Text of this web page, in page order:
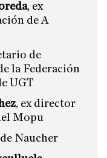
, ex
de A
de
la Federación
UGT
, ex director
Mopu
Naucher